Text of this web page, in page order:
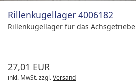
Rillenkugellager 4006182
Rillenkugellager für das Achsgetriebe
27,01 EUR
inkl. MwSt.zzgl.Versand